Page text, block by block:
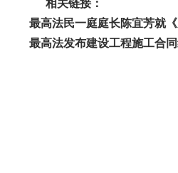
相关链接：
最高法民一庭庭长陈宜芳就
最高法发布建设工程施工合